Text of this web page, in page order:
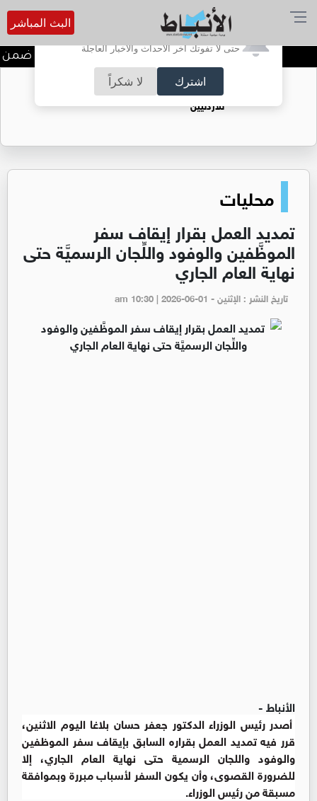
أترغب في تفعيل الإشعارات؟
حتى لا تفوتك آخر الأحداث والأخبار العاجلة
اشترك لا شكراً
البث المباشر
ندوة تعاين التراث الأردني ضمن
حقل الريشة حين يتحول الغاز إلى فرص عمل
للأردنيين
محليات
تمديد العمل بقرار إيقاف سفر
الموظَّفين والوفود واللِّجان الرسميَّة حتى
نهاية العام الجاري
تاريخ النشر : الإثنين - am 10:30 | 2026-06-01
الأنباط -
أصدر رئيس الوزراء الدكتور جعفر حسان بلاغا اليوم الاثنين،
قرر فيه تمديد العمل بقراره السابق بإيقاف سفر الموظفين
والوفود واللجان الرسمية حتى نهاية العام الجاري، إلا
للضرورة القصوى، وأن يكون السفر لأسباب مبررة وبموافقة
مسبقة من رئيس الوزراء.